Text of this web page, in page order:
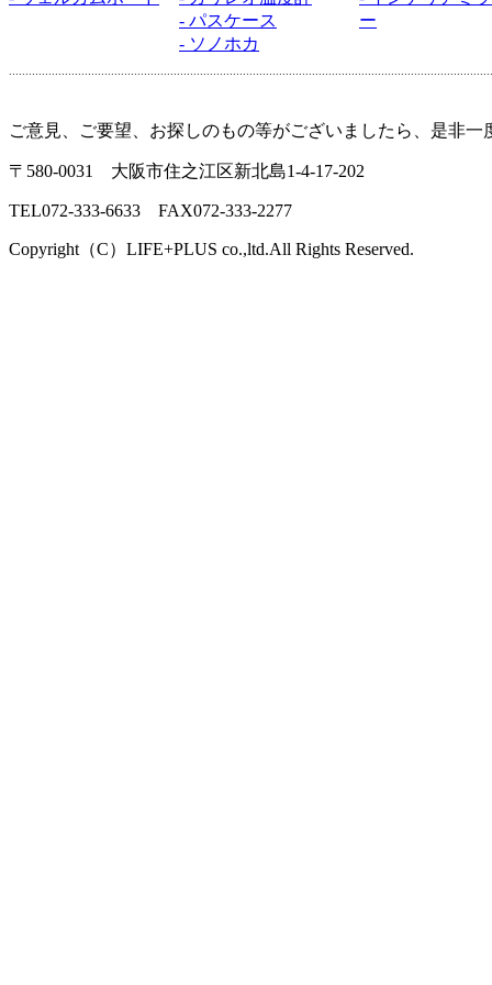
- パスケース
- ソノホカ
ー
ご意見、ご要望、お探しのもの等がございましたら、是非
〒580-0031 大阪市住之江区新北島1-4-17-202
TEL072-333-6633 FAX072-333-2277
Copyright（C）LIFE+PLUS co.,ltd.All Rights Reserved.